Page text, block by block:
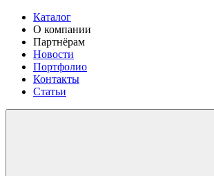
Каталог
О компании
Партнёрам
Новости
Портфолио
Контакты
Статьи